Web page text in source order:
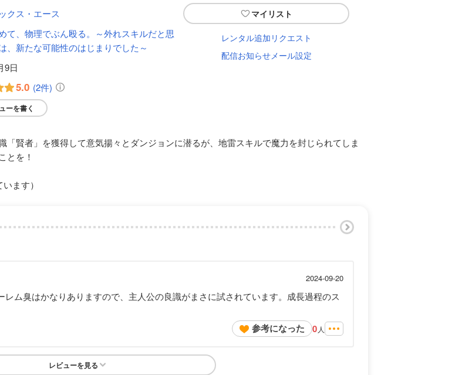
マイリスト
レンタル追加リクエスト
配信お知らせメール設定
クス・エース
て、物理でぶん殴る。～外れスキルだと思
、新たな可能性のはじまりでした～
9日
5.0 (2件)
ーを書く
賢者」を獲得して意気揚々とダンジョンに潜るが、地雷スキルで魔力を封じられてしま
とを！
ます）
2024-09-20
ム臭はかなりありますので、主人公の良識がまさに試されています。成長過程のス
参考になった 0 人
レビューを見る